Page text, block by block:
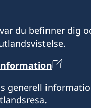
du befinner dig
generell